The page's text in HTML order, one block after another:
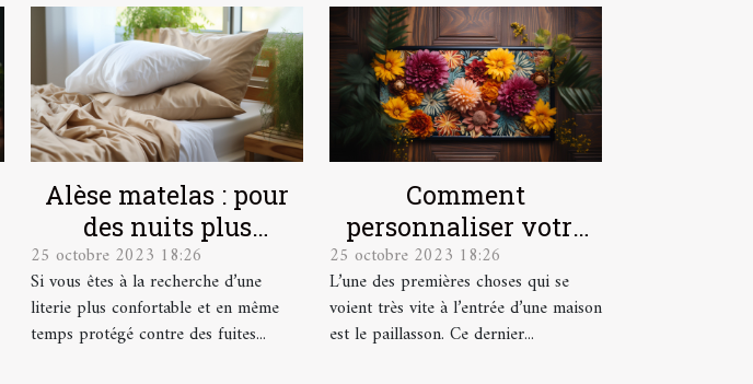
Alèse matelas : pour
des nuits plus
confortables et plus
douces !
25 octobre 2023 18:26
Si vous êtes à la recherche d’une
literie plus confortable et en même
temps protégé contre des fuites...
Comment
personnaliser votre
paillasson ?
25 octobre 2023 18:26
L’une des premières choses qui se
voient très vite à l’entrée d’une maison
est le paillasson. Ce dernier...